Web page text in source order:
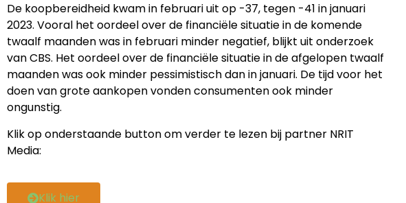
De koopbereidheid kwam in februari uit op -37, tegen -41 in januari
2023. Vooral het oordeel over de financiële situatie in de komende
twaalf maanden was in februari minder negatief, blijkt uit onderzoek
van CBS. Het oordeel over de financiële situatie in de afgelopen twaalf
maanden was ook minder pessimistisch dan in januari. De tijd voor het
doen van grote aankopen vonden consumenten ook minder
ongunstig.
Klik op onderstaande button om verder te lezen bij partner NRIT
Media:
Klik hier